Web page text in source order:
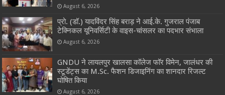
August 6, 2026
प्रो. (डॉ.) यादविंदर सिंह बराड़ ने आई.के. गुजराल पंजाब
टेक्निकल यूनिवर्सिटी के वाइस-चांसलर का पदभार संभाला
August 6, 2026
GNDU ने लायलपुर खालसा कॉलेज फॉर विमेन, जालंधर की
स्टूडेंट्स का M.Sc. फैशन डिजाइनिंग का शानदार रिजल्ट
घोषित किया
August 6, 2026